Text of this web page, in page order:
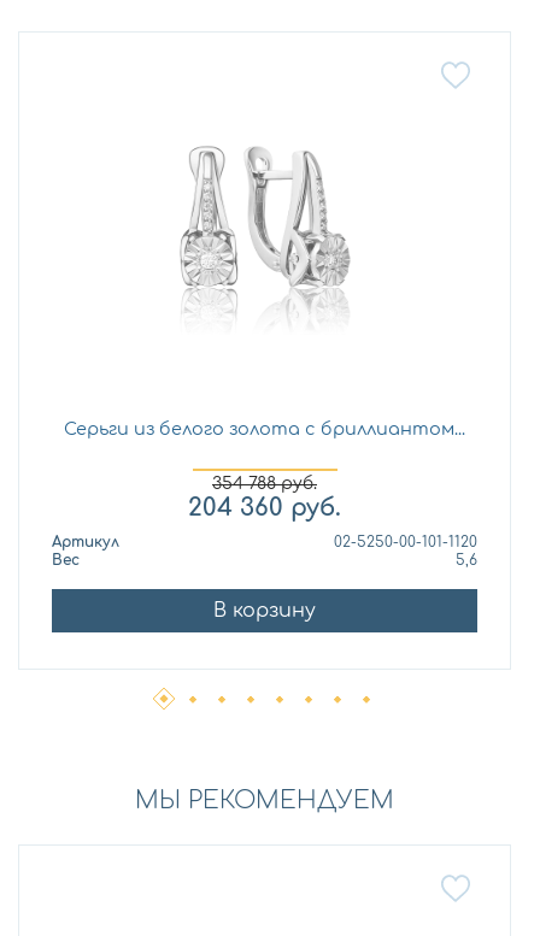
Серьги из белого золота с бриллиантом...
354 788руб.
204 360 руб.
Артикул
02-5250-00-101-1120
Вес
5,6
В корзину
МЫ РЕКОМЕНДУЕМ